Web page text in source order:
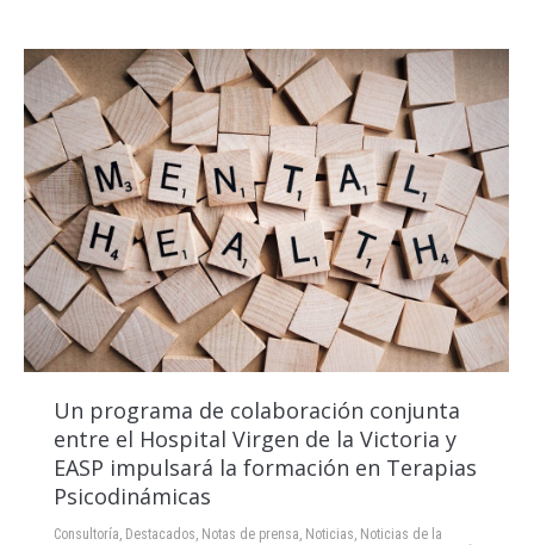
Un programa de colaboración conjunta
entre el Hospital Virgen de la Victoria y
EASP impulsará la formación en Terapias
Psicodinámicas
Consultoría, Destacados, Notas de prensa, Noticias, Noticias de la